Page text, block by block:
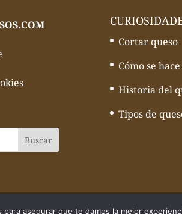
Cortar queso
Cómo se
Historia del
Tipos de
reservados Mundoquesos -
para asegurar que te damos la mejor